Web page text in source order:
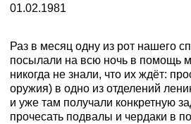
01.02.1981
Раз в месяц одну из рот нашего
посылали на всю ночь в помощь
никогда не знали, что их ждёт:
оружия) в одно из отделений
и уже там получали конкретную
прочесать подвалы и чердаки в